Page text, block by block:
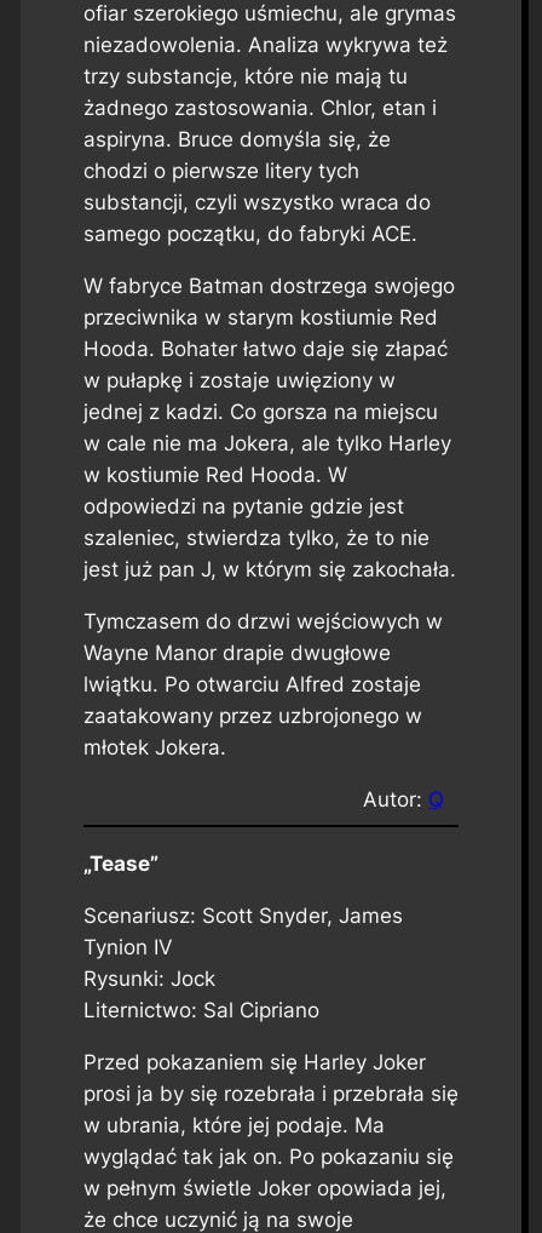
ofiar szerokiego uśmiechu, ale grymas
niezadowolenia. Analiza wykrywa też
trzy substancje, które nie mają tu
żadnego zastosowania. Chlor, etan i
aspiryna. Bruce domyśla się, że
chodzi o pierwsze litery tych
substancji, czyli wszystko wraca do
samego początku, do fabryki ACE.
W fabryce Batman dostrzega swojego
przeciwnika w starym kostiumie Red
Hooda. Bohater łatwo daje się złapać
w pułapkę i zostaje uwięziony w
jednej z kadzi. Co gorsza na miejscu
w cale nie ma Jokera, ale tylko Harley
w kostiumie Red Hooda. W
odpowiedzi na pytanie gdzie jest
szaleniec, stwierdza tylko, że to nie
jest już pan J, w którym się zakochała.
Tymczasem do drzwi wejściowych w
Wayne Manor drapie dwugłowe
lwiątku. Po otwarciu Alfred zostaje
zaatakowany przez uzbrojonego w
młotek Jokera.
Autor: Q
„Tease”
Scenariusz: Scott Snyder, James
Tynion IV
Rysunki: Jock
Liternictwo: Sal Cipriano
Przed pokazaniem się Harley Joker
prosi ja by się rozebrała i przebrała się
w ubrania, które jej podaje. Ma
wyglądać tak jak on. Po pokazaniu się
w pełnym świetle Joker opowiada jej,
że chce uczynić ją na swoje